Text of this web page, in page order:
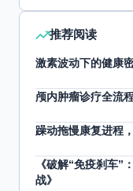
推荐阅读
激素波动下的健康
颅内肿瘤诊疗全流
躁动拖慢康复进程
《破解“免疫刹车”
战》